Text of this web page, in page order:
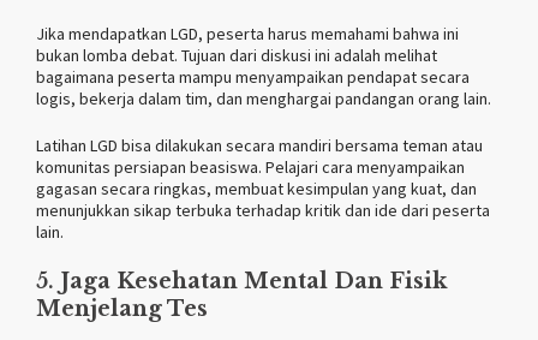
Jika mendapatkan LGD, peserta harus memahami bahwa ini
bukan lomba debat. Tujuan dari diskusi ini adalah melihat
bagaimana peserta mampu menyampaikan pendapat secara
logis, bekerja dalam tim, dan menghargai pandangan orang lain.
Latihan LGD bisa dilakukan secara mandiri bersama teman atau
komunitas persiapan beasiswa. Pelajari cara menyampaikan
gagasan secara ringkas, membuat kesimpulan yang kuat, dan
menunjukkan sikap terbuka terhadap kritik dan ide dari peserta
lain.
5. Jaga Kesehatan Mental Dan Fisik
Menjelang Tes